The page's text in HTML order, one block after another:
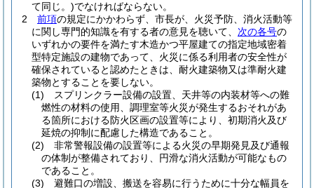
て同じ。)でなければならない。
2
前項の規定にかかわらず、市長が、火災予防、消火活動等
に関し専門的知識を有する者の意見を聴いて、 次の各号の
いずれかの要件を満たす木造かつ平屋建ての指定地域密着
型特定施設の建物であって、火災に係る利用者の安全性が
確保されていると認めたときは、耐火建築物又は準耐火建
築物とすることを要しない。
(1)
スプリンクラー設備の設置、天井等の内装材等への難
燃性の材料の使用、調理室等火災が発生するおそれがあ
る箇所における防火区画の設置等により、初期消火及び
延焼の抑制に配慮した構造であること。
(2)
非常警報設備の設置等による火災の早期発見及び通報
の体制が整備されており、円滑な消火活動が可能なもの
であること。
(3)
避難口の増設、搬送を容易に行うために十分な幅員を